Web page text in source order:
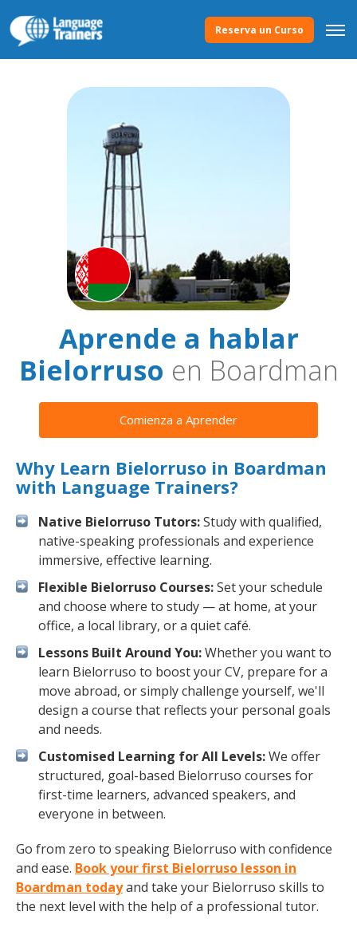
Reserva un Curso
Aprende a hablar
Bielorruso en Boardman
Comienza a Aprender
Why Learn Bielorruso in Boardman
with Language Trainers?
Native Bielorruso Tutors:Study with qualified,
native-speaking professionals and experience
immersive, effective learning.
Flexible Bielorruso Courses:Set your schedule
and choose where to study — at home, at your
office, a local library, or a quiet café.
Lessons Built Around You:Whether you want to
learn Bielorruso to boost your CV, prepare for a
move abroad, or simply challenge yourself, we'll
design a course that reflects your personal goals
and needs.
Customised Learning for All Levels:We offer
structured, goal-based Bielorruso courses for
first-time learners, advanced speakers, and
everyone in between.
Go from zero to speaking Bielorruso with confidence
and ease. Book your first Bielorruso lesson in
Boardman todayand take your Bielorruso skills to
the next level with the help of a professional tutor.